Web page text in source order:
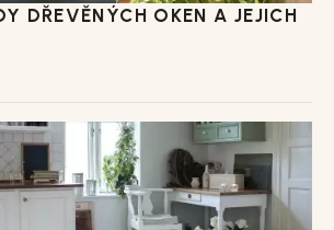
DŘEVĚNÝCH OKEN A JEJICH